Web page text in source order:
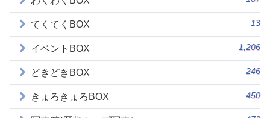
てくてくBOX 13
イベントBOX 1,206
どきどきBOX 246
きょろきょろBOX 450